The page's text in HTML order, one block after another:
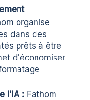
organise
dans des
prêts à être
d'économiser
l'IA : Fathom